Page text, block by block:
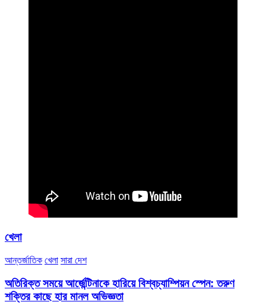
খেলা
আন্তর্জাতিক খেলা সারা দেশ
অতিরিক্ত সময়ে আর্জেন্টিনাকে হারিয়ে বিশ্বচ্যাম্পিয়ন স্পেন: তরুণ
শক্তির কাছে হার মানল অভিজ্ঞতা